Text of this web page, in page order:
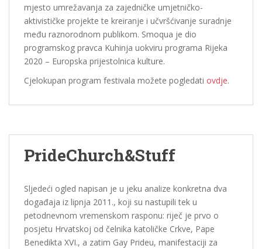
mjesto umrežavanja za zajedničke umjetničko-
aktivističke projekte te kreiranje i učvršćivanje suradnje
među raznorodnom publikom. Smoqua je dio
programskog pravca Kuhinja uokviru programa Rijeka
2020 – Europska prijestolnica kulture.
Cjelokupan program festivala možete pogledati ovdje.
PrideChurch&Stuff
Sljedeći ogled napisan je u jeku analize konkretna dva
događaja iz lipnja 2011., koji su nastupili tek u
petodnevnom vremenskom rasponu: riječ je prvo o
posjetu Hrvatskoj od čelnika katoličke Crkve, Pape
Benedikta XVI., a zatim Gay Prideu, manifestaciji za